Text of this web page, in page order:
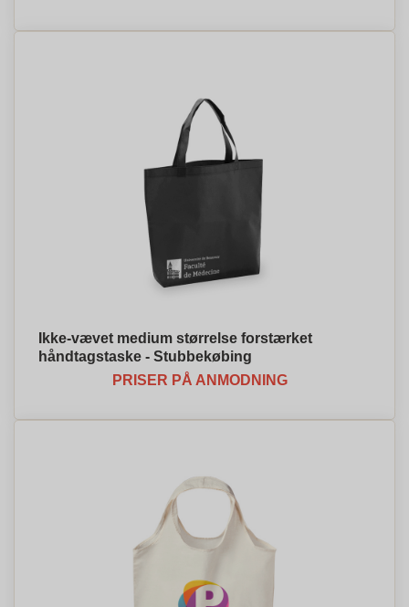
Ikke-vævet medium størrelse forstærket
håndtagstaske - Stubbekøbing
PRISER PÅ ANMODNING